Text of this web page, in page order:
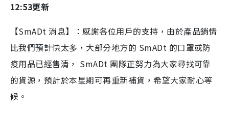
12:53更新
【SmADt 消息】：感謝各位用戶的支持，由於產品銷情
比我們預計快太多，大部分地方的 SmADt 的口罩或防
疫用品已經售清， SmADt 團隊正努力為大家尋找可靠
的貨源，預計於本星期可再重新補貨，希望大家耐心等
候。